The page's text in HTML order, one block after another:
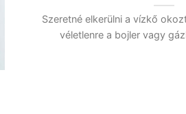
Szeretné elkerülni a vízkő
véletlenre a bojler vagy